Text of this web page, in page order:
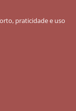
praticidade e uso